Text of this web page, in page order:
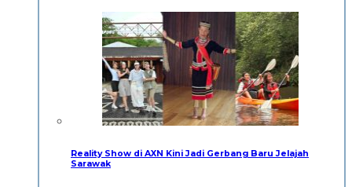
Reality Show di AXN Kini Jadi Gerbang Baru Jelajah
Sarawak